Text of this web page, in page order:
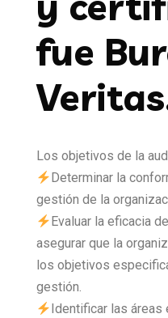
fue
Los objetivos de la
Determinar la
gestión de la
Evaluar la eficacia
asegurar que la
los objetivos
gestión.
Identificar las áreas